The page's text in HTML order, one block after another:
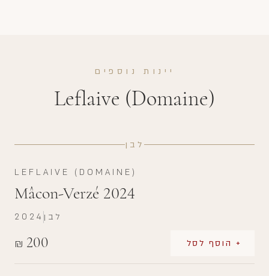
יינות נוספים
Leflaive (Domaine)
לבן
LEFLAIVE (DOMAINE)
Mâcon-Verzé 2024
₪ 200 + הוסף לסל
2024 לבן